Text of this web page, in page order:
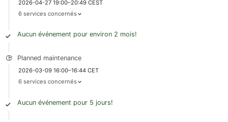
2026-04-27 19:00–20:49 CEST
6 services concernés
Aucun événement pour environ 2 mois!
Planned maintenance
2026-03-09 16:00–16:44 CET
6 services concernés
Aucun événement pour 5 jours!